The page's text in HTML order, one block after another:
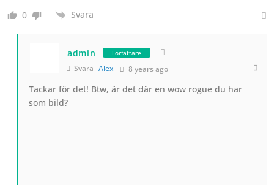
0 Svara
admin Författare
Svara Alex 8 years ago
Tackar för det! Btw, är det där en wow rogue du har
som bild?